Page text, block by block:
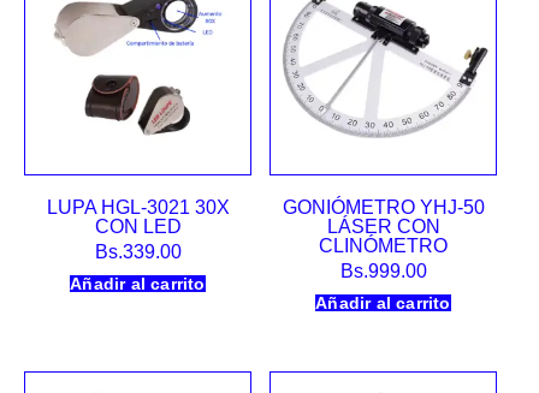
LUPA HGL-3021 30X
CON LED
Bs.339.00
Añadir al carrito
GONIÓMETRO YHJ-50
LÁSER CON
CLINÓMETRO
Bs.999.00
Añadir al carrito